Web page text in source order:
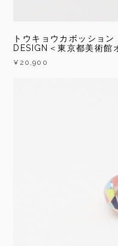
トウキョウカボッショ
DESIGN＜東京都美術館
¥20,900